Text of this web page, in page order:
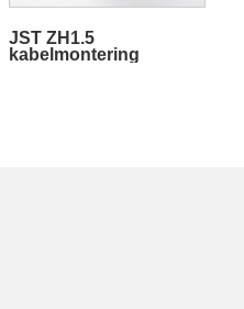
JST ZH1.5
kabelmontering